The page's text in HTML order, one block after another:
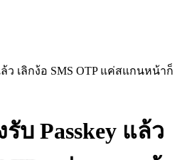
ล้ว เลิกง้อ SMS OTP แค่สแกนหน้าก็
รับ Passkey แล้ว